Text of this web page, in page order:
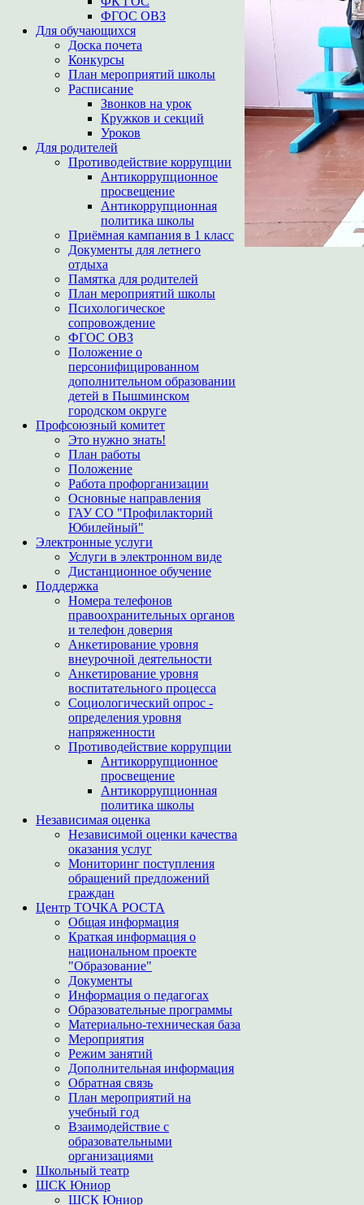
ФГОС ОВЗ
Для обучающихся
Доска почета
Конкурсы
План мероприятий школы
Расписание
Звонков на урок
Кружков и секций
Уроков
Для родителей
Противодействие коррупции
Антикоррупционное
просвещение
Антикоррупционная
политика школы
Приёмная кампания в 1 класс
Документы для летнего
отдыха
Памятка для родителей
План мероприятий школы
Психологическое
сопровождение
ФГОС ОВЗ
Положение о
персонифицированном
дополнительном образовании
детей в Пышминском
городском округе
Профсоюзный комитет
Это нужно знать!
План работы
Положение
Работа профорганизации
Основные направления
ГАУ СО "Профилакторий
Юбилейный"
Электронные услуги
Услуги в электронном виде
Дистанционное обучение
Поддержка
Номера телефонов
правоохранительных органов
и телефон доверия
Анкетирование уровня
внеурочной деятельности
Анкетирование уровня
воспитательного процесса
Социологический опрос -
определения уровня
напряженности
Противодействие коррупции
Антикоррупционное
просвещение
Антикоррупционная
политика школы
Независимая оценка
Независимой оценки качества
оказания услуг
Мониторинг поступления
обращений предложений
граждан
Центр ТОЧКА РОСТА
Общая информация
Краткая информация о
национальном проекте
"Образование"
Документы
Информация о педагогах
Образовательные программы
Материально-техническая база
Мероприятия
Режим занятий
Дополнительная информация
Обратная связь
План мероприятий на
учебный год
Взаимодействие с
образовательными
организациями
Школьный театр
ШСК Юниор
ШСК Юниор